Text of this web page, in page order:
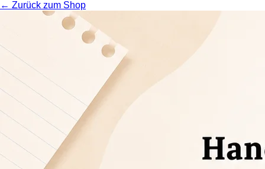
← Zurück zum Shop